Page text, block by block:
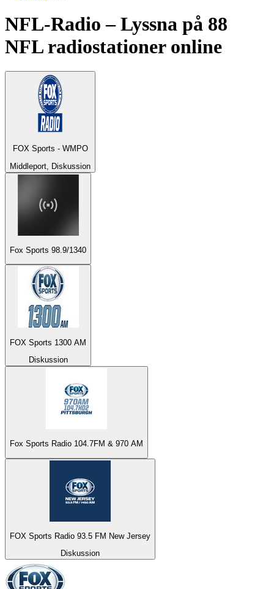
NFL-Radio – Lyssna på 88
NFLradiostationer online
FOX Sports - WMPO
Middleport, Diskussion
Fox Sports 98.9/1340
FOX Sports 1300 AM
Diskussion
Fox Sports Radio 104.7FM & 970 AM
FOX Sports Radio 93.5 FM New Jersey
Diskussion